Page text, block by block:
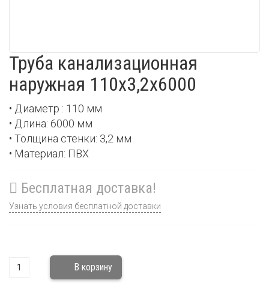
Труба канализационная
наружная 110х3,2х6000
• Диаметр : 110 мм
• Длина: 6000 мм
• Толщина стенки: 3,2 мм
• Материал: ПВХ
Бесплатная доставка!
Узнать условия бесплатной доставки